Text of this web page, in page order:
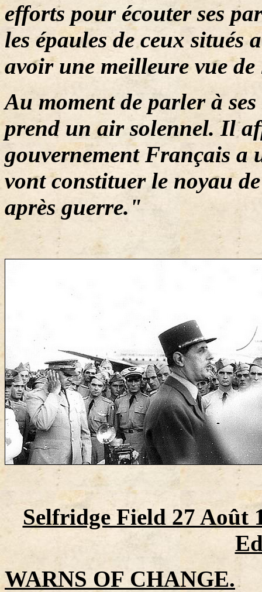
efforts pour écouter ses
les épaules de ceux
avoir une meilleure vue
Au moment de parler à
prend un air solennel. Il
gouvernement Français a
vont constituer le noyau
après guerre."
Selfridge Field 27 Août
WARNS OF CHANGE.